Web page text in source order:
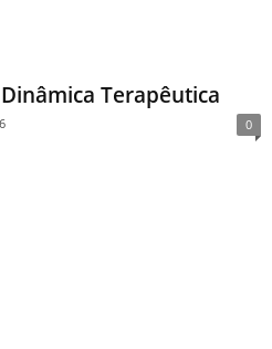
Terapêutica
0